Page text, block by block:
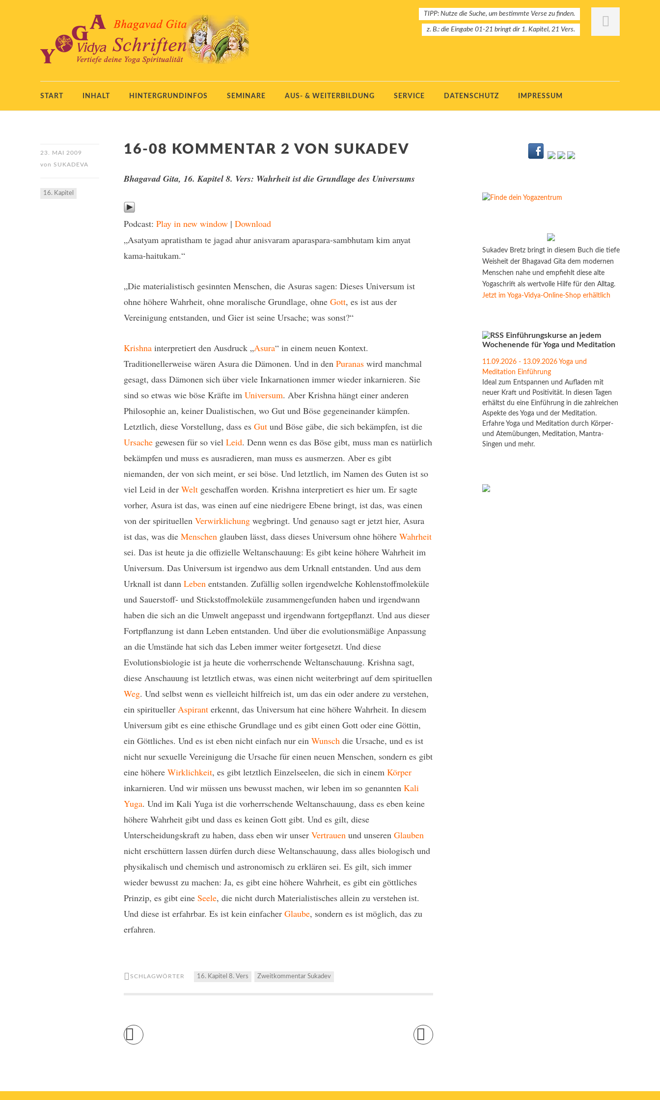
TIPP: Nutze die Suche, um bestimmte Verse zu finden.
z. B.: die Eingabe 01-21 bringt dir 1. Kapitel, 21 Vers.
START INHALT HINTERGRUNDINFOS SEMINARE AUS- & WEITERBILDUNG SERVICE DATENSCHUTZ IMPRESSUM
23. MAI 2009
von SUKADEVA
16. Kapitel
16-08 KOMMENTAR 2 VON SUKADEV
Bhagavad Gita, 16. Kapitel 8. Vers: Wahrheit ist die Grundlage des Universums
Podcast:Play in new window |Download
„Asatyam apratistham te jagad ahur anisvaram aparaspara-sambhutam kim anyat
kama-haitukam.“
„Die materialistisch gesinnten Menschen, die Asuras sagen: Dieses Universum ist
ohne höhere Wahrheit, ohne moralische Grundlage, ohneGott, es ist aus der
Vereinigung entstanden, und Gier ist seine Ursache; was sonst?“
Krishna interpretiert den Ausdruck „Asura“ in einem neuen Kontext.
Traditionellerweise wären Asura die Dämonen. Und in denPuranas wird manchmal
gesagt, dass Dämonen sich über viele Inkarnationen immer wieder inkarnieren. Sie
sind so etwas wie böse Kräfte imUniversum. Aber Krishna hängt einer anderen
Philosophie an, keiner Dualistischen, wo Gut und Böse gegeneinander kämpfen.
Letztlich, diese Vorstellung, dass esGut und Böse gäbe, die sich bekämpfen, ist die
Ursache gewesen für so vielLeid. Denn wenn es das Böse gibt, muss man es natürlich
bekämpfen und muss es ausradieren, man muss es ausmerzen. Aber es gibt
niemanden, der von sich meint, er sei böse. Und letztlich, im Namen des Guten ist so
viel Leid in derWelt geschaffen worden. Krishna interpretiert es hier um. Er sagte
vorher, Asura ist das, was einen auf eine niedrigere Ebene bringt, ist das, was einen
von der spirituellenVerwirklichung wegbringt. Und genauso sagt er jetzt hier, Asura
ist das, was dieMenschen glauben lässt, dass dieses Universum ohne höhereWahrheit
sei. Das ist heute ja die offizielle Weltanschauung: Es gibt keine höhere Wahrheit im
Universum. Das Universum ist irgendwo aus dem Urknall entstanden. Und aus dem
Urknall ist dannLeben entstanden. Zufällig sollen irgendwelche Kohlenstoffmoleküle
und Sauerstoff- und Stickstoffmoleküle zusammengefunden haben und irgendwann
haben die sich an die Umwelt angepasst und irgendwann fortgepflanzt. Und aus dieser
Fortpflanzung ist dann Leben entstanden. Und über die evolutionsmäßige Anpassung
an die Umstände hat sich das Leben immer weiter fortgesetzt. Und diese
Evolutionsbiologie ist ja heute die vorherrschende Weltanschauung. Krishna sagt,
diese Anschauung ist letztlich etwas, was einen nicht weiterbringt auf dem spirituellen
Weg. Und selbst wenn es vielleicht hilfreich ist, um das ein oder andere zu verstehen,
ein spirituellerAspirant erkennt, das Universum hat eine höhere Wahrheit. In diesem
Universum gibt es eine ethische Grundlage und es gibt einen Gott oder eine Göttin,
ein Göttliches. Und es ist eben nicht einfach nur einWunsch die Ursache, und es ist
nicht nur sexuelle Vereinigung die Ursache für einen neuen Menschen, sondern es gibt
eine höhereWirklichkeit, es gibt letztlich Einzelseelen, die sich in einemKörper
inkarnieren. Und wir müssen uns bewusst machen, wir leben im so genanntenKali
Yuga. Und im Kali Yuga ist die vorherrschende Weltanschauung, dass es eben keine
höhere Wahrheit gibt und dass es keinen Gott gibt. Und es gilt, diese
Unterscheidungskraft zu haben, dass eben wir unserVertrauen und unserenGlauben
nicht erschüttern lassen dürfen durch diese Weltanschauung, dass alles biologisch und
physikalisch und chemisch und astronomisch zu erklären sei. Es gilt, sich immer
wieder bewusst zu machen: Ja, es gibt eine höhere Wahrheit, es gibt ein göttliches
Prinzip, es gibt eineSeele, die nicht durch Materialistisches allein zu verstehen ist.
Und diese ist erfahrbar. Es ist kein einfacherGlaube, sondern es ist möglich, das zu
erfahren.
SCHLAGWÖRTER 16. Kapitel 8. Vers Zweitkommentar Sukadev
Sukadev Bretz bringt in diesem Buch die tiefe
Weisheit der Bhagavad Gita dem modernen
Menschen nahe und empfiehlt diese alte
Yogaschrift als wertvolle Hilfe für den Alltag.
Jetzt im Yoga-Vidya-Online-Shop erhältlich
Einführungskurse an jedem
Wochenende für Yoga und Meditation
11.09.2026 - 13.09.2026 Yoga und
Meditation Einführung
Ideal zum Entspannen und Aufladen mit
neuer Kraft und Positivität. In diesen Tagen
erhältst du eine Einführung in die zahlreichen
Aspekte des Yoga und der Meditation.
Erfahre Yoga und Meditation durch Körper-
und Atemübungen, Meditation, Mantra-
Singen und mehr.